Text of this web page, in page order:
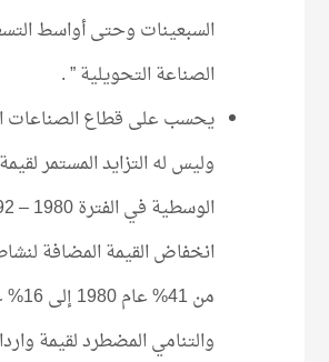
السبعينات وحتى أواسط
الصناعة التحويلية ” .
يحسب على قطاع الصناعات
وليس له التزايد المستمر
انخفاض القيمة المضافة
والتنامي المضطرد لقيمة